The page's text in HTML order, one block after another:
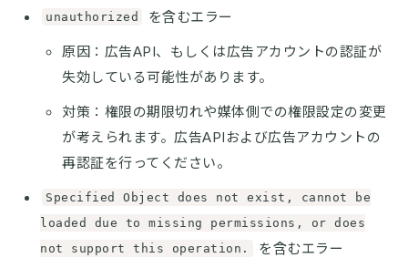
unauthorized
を含むエラー
原因：広告API、もしくは広告アカウントの認証が
失効している可能性があります。
対策：権限の期限切れや媒体側での権限設定の変更
が考えられます。広告APIおよび広告アカウントの
再認証を行ってください。
Specified Object does not exist, cannot be
loaded due to missing permissions, or does
not support this operation.
を含むエラー